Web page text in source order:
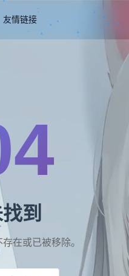
友情链接
到
在或已被移除。